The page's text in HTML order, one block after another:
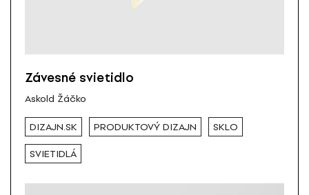
Závesné svietidlo
Askold Žáčko
DIZAJN.SK PRODUKTOVÝ DIZAJN SKLO
SVIETIDLÁ